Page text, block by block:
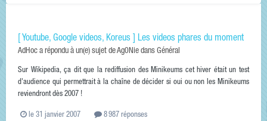
[ Youtube, Google videos, Koreus ] Les videos phares du moment
AdHoc a répondu à un(e) sujet deAg0Nie dans Général
Sur Wikipedia, ça dit que la rediffusion des Minikeums cet hiver était un test
d'audience qui permettrait à la chaîne de décider si oui ou non les Minikeums
reviendront dès 2007 !
le 31 janvier 2007 8 987 réponses